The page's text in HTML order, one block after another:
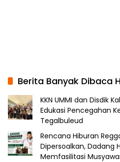
Berita Banyak Dibaca
KKN UMMI dan Disdik
Edukasi Pencegahan
Tegalbuleud
Rencana Hiburan
Dipersoalkan, Dadang
Memfasilitasi